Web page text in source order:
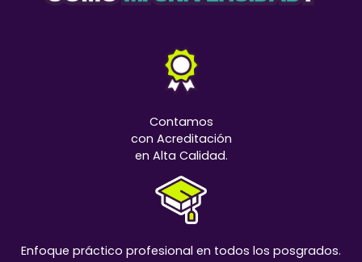
Contamos
con Acreditación
en Alta Calidad.
Enfoque práctico profesional en todos los posgrados.